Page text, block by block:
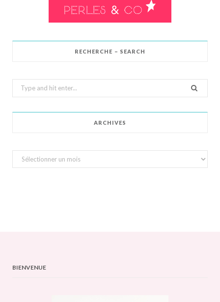
RECHERCHE – SEARCH
Search
for:
ARCHIVES
Archives
BIENVENUE